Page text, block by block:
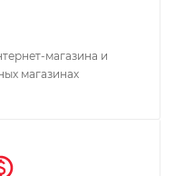
магазина и
магазинах